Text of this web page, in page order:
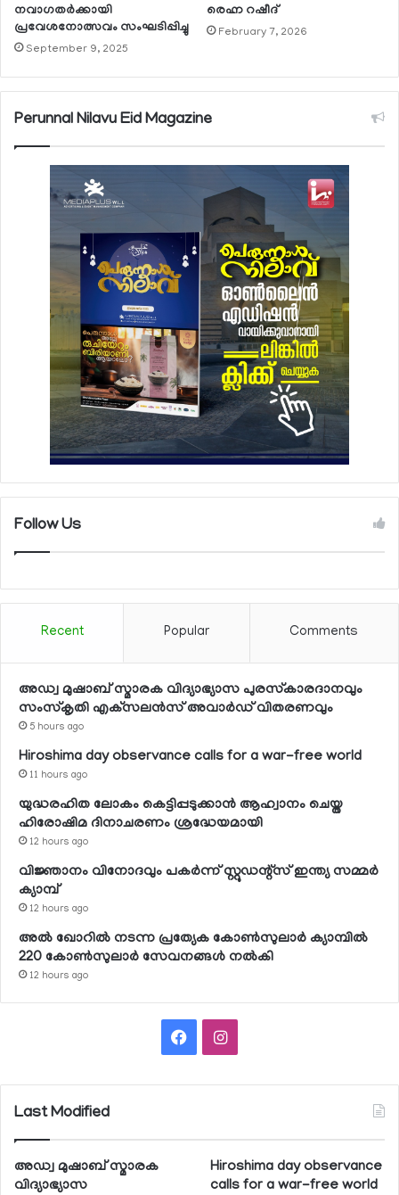
നവാഗതര്‍ക്കായി
പ്രവേശനോത്സവം സംഘടിപ്പിച്ചു
September 9, 2025
രെഹ്ന റഷീദ്
February 7, 2026
Perunnal Nilavu Eid Magazine
Follow Us
Recent Popular Comments
അഡ്വ മുഷാബ് സ്മാരക വിദ്യാഭ്യാസ പുരസ്‌കാരദാനവും
സംസ്‌കൃതി എക്‌സലന്‍സ് അവാര്‍ഡ് വിതരണവും
5 hours ago
Hiroshima day observance calls for a war-free world
11 hours ago
യുദ്ധരഹിത ലോകം കെട്ടിപ്പടുക്കാന്‍ ആഹ്വാനം ചെയ്ത
ഹിരോഷിമ ദിനാചരണം ശ്രദ്ധേയമായി
12 hours ago
വിജ്ഞാനം വിനോദവും പകര്‍ന്ന് സ്റ്റുഡന്റ്‌സ് ഇന്ത്യ സമ്മര്‍
ക്യാമ്പ്
12 hours ago
അല്‍ ഖോറില്‍ നടന്ന പ്രത്യേക കോണ്‍സുലാര്‍ ക്യാമ്പില്‍
220 കോണ്‍സുലാര്‍ സേവനങ്ങള്‍ നല്‍കി
12 hours ago
FacebookInstagram
Last Modified
അഡ്വ മുഷാബ് സ്മാരക
വിദ്യാഭ്യാസ
Hiroshima day observance
calls for a war-free world